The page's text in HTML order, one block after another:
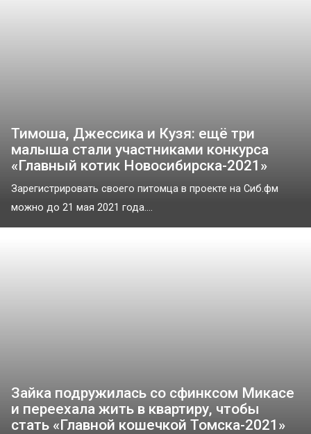
Тимоша, Джессика и Кузя: ещё три
малыша стали участниками конкурса
«Главный котик Новосибирска-2021»
Зарегистрировать своего питомца в проекте на Сиб.фм
можно до 21 мая 2021 года....
Зайка подружилась со сфинксом Микасе
и переехала жить в квартиру, чтобы
стать «Главной кошечкой Томска-2021»